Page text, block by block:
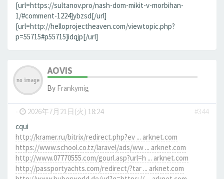
[url=https://sultanov.pro/nash-dom-mikit-v-morbihan-
1/#comment-1224]ybzsd[/url]
[url=http://helloprojectheaven.com/viewtopic.php?
p=55715#p55715]idqjp[/url]
AOVIS
By Frankymig
- 2026年7月21日(火) 18:24
#344
cqui
http://kramer.ru/bitrix/redirect.php?ev ... arknet.com
https://www.school.co.tz/laravel/ads/ww ... arknet.com
http://www.07770555.com/gourl.asp?url=h ... arknet.com
http://passportyachts.com/redirect/?tar ... arknet.com